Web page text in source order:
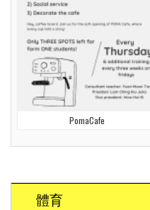
PomaCafe
體育